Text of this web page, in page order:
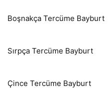
Boşnakça Tercüme Bayburt
Sırpça Tercüme Bayburt
Çince Tercüme Bayburt